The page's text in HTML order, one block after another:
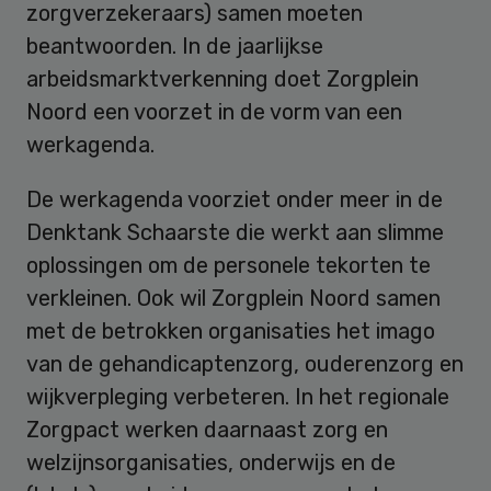
zorgverzekeraars) samen moeten
beantwoorden. In de jaarlijkse
arbeidsmarktverkenning doet Zorgplein
Noord een voorzet in de vorm van een
werkagenda.
De werkagenda voorziet onder meer in de
Denktank Schaarste die werkt aan slimme
oplossingen om de personele tekorten te
verkleinen. Ook wil Zorgplein Noord samen
met de betrokken organisaties het imago
van de gehandicaptenzorg, ouderenzorg en
wijkverpleging verbeteren. In het regionale
Zorgpact werken daarnaast zorg en
welzijnsorganisaties, onderwijs en de